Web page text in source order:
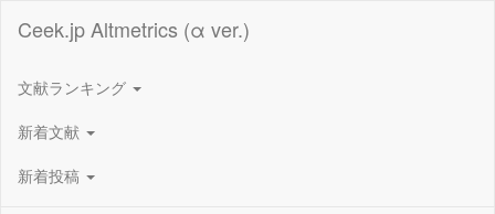
Ceek.jp Altmetrics (α ver.)
文献ランキング
新着文献
新着投稿